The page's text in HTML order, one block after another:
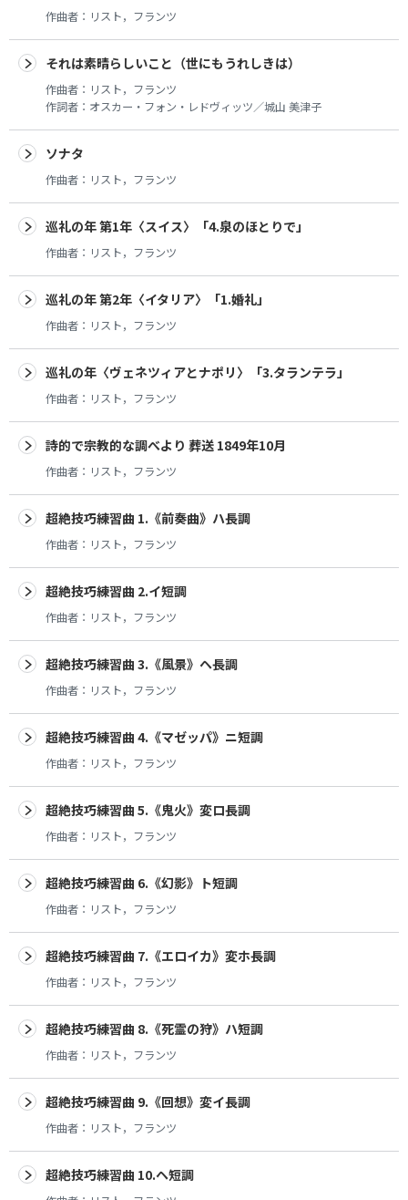
作曲者： リスト，フランツ
それは素晴らしいこと（世にもうれしきは）
作曲者： リスト，フランツ
作詞者： オスカー・フォン・レドヴィッツ／城山 美津子
ソナタ
作曲者： リスト，フランツ
巡礼の年 第1年〈スイス〉「4.泉のほとりで」
作曲者： リスト，フランツ
巡礼の年 第2年〈イタリア〉「1.婚礼」
作曲者： リスト，フランツ
巡礼の年〈ヴェネツィアとナポリ〉「3.タランテラ」
作曲者： リスト，フランツ
詩的で宗教的な調べより 葬送 1849年10月
作曲者： リスト，フランツ
超絶技巧練習曲 1.《前奏曲》ハ長調
作曲者： リスト，フランツ
超絶技巧練習曲 2.イ短調
作曲者： リスト，フランツ
超絶技巧練習曲 3.《風景》ヘ長調
作曲者： リスト，フランツ
超絶技巧練習曲 4.《マゼッパ》ニ短調
作曲者： リスト，フランツ
超絶技巧練習曲 5.《鬼火》変ロ長調
作曲者： リスト，フランツ
超絶技巧練習曲 6.《幻影》ト短調
作曲者： リスト，フランツ
超絶技巧練習曲 7.《エロイカ》変ホ長調
作曲者： リスト，フランツ
超絶技巧練習曲 8.《死霊の狩》ハ短調
作曲者： リスト，フランツ
超絶技巧練習曲 9.《回想》変イ長調
作曲者： リスト，フランツ
超絶技巧練習曲 10.ヘ短調